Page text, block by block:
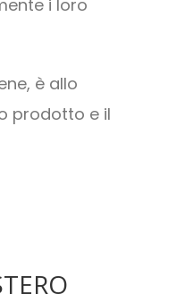
i loro
è allo
prodotto e il